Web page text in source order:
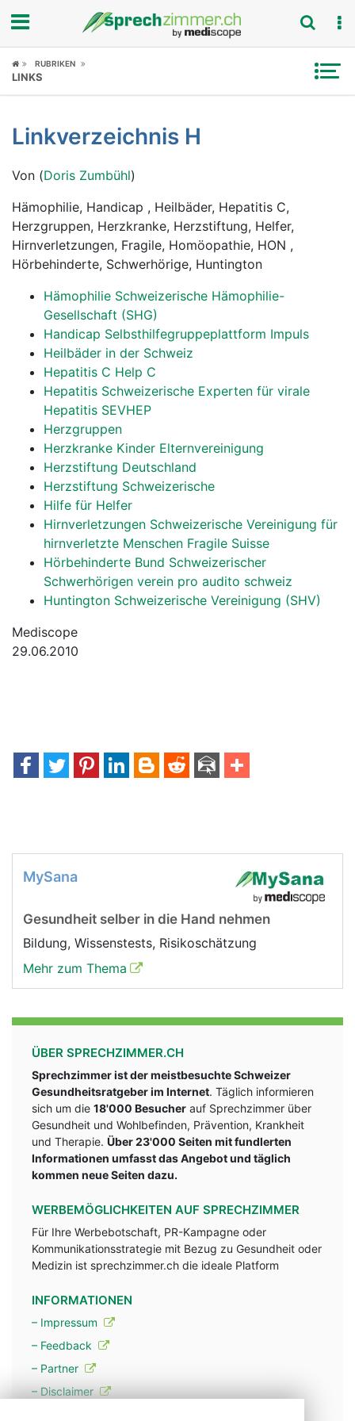
Fokus
Symptome
Untersuchungen
News
Ratgeber
Rubriken
RUBRIKEN
LINKS
Linkverzeichnis H
Von (Doris Zumbühl)
Hämophilie, Handicap , Heilbäder, Hepatitis C,
Herzgruppen, Herzkranke, Herzstiftung, Helfer,
Hirnverletzungen, Fragile, Homöopathie, HON ,
Hörbehinderte, Schwerhörige, Huntington
Hämophilie Schweizerische Hämophilie-
Gesellschaft (SHG)
Handicap Selbsthilfegruppeplattform Impuls
Heilbäder in der Schweiz
Hepatitis C Help C
Hepatitis Schweizerische Experten für virale
Hepatitis SEVHEP
Herzgruppen
Herzkranke Kinder Elternvereinigung
Herzstiftung Deutschland
Herzstiftung Schweizerische
Hilfe für Helfer
Hirnverletzungen Schweizerische Vereinigung für
hirnverletzte Menschen Fragile Suisse
Hörbehinderte Bund Schweizerischer
Schwerhörigen verein pro audito schweiz
Huntington Schweizerische Vereinigung (SHV)
Mediscope
29.06.2010
MySana
Gesundheit selber in die Hand nehmen
Bildung, Wissenstests, Risikoschätzung
Mehr zum Thema
ÜBER SPRECHZIMMER.CH
Sprechzimmer ist der meistbesuchte Schweizer
Gesundheitsratgeber im Internet. Täglich informieren
sich um die 18'000 Besucher auf Sprechzimmer über
Gesundheit und Wohlbefinden, Prävention, Krankheit
und Therapie. Über 23'000 Seiten mit fundlerten
Informationen umfasst das Angebot und täglich
kommen neue Seiten dazu.
WERBEMÖGLICHKEITEN AUF SPRECHZIMMER
Für Ihre Werbebotschaft, PR-Kampagne oder
Kommunikationsstrategie mit Bezug zu Gesundheit oder
Medizin ist sprechzimmer.ch die ideale Platform
INFORMATIONEN
– Impressum
– Feedback
– Partner
– Disclaimer